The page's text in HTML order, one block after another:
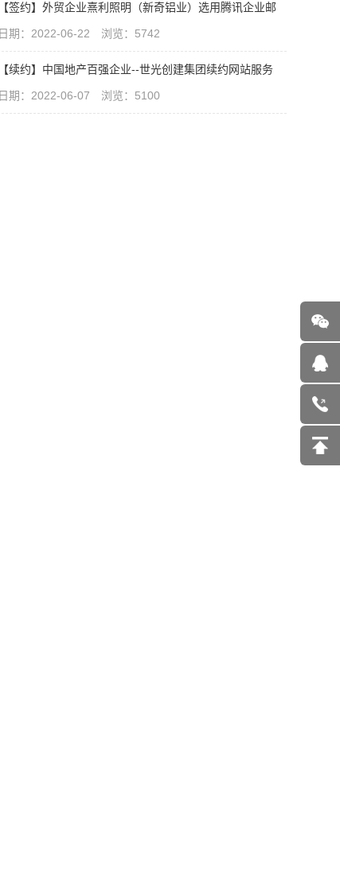
【签约】外贸企业熹利照明（新奇铝业）选用腾讯企业邮
日期：2022-06-22 浏览：5742
【续约】中国地产百强企业--世光创建集团续约网站服务
日期：2022-06-07 浏览：5100